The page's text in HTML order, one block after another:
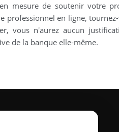
mesure de soutenir votre
professionnel en ligne,
vous n'aurez aucun
de la banque elle-même.